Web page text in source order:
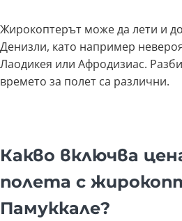
Жирокоптерът може да лети и
Денизли, като например
Лаодикея или Афродизиас.
времето за полет са различни.
Какво включва
полета с
Памуккале?